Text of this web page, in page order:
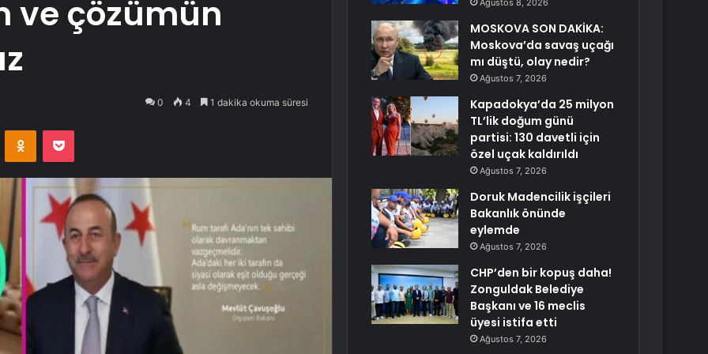
ve çözümün
0 4 1 dakika okuma süresi
Odnoklassniki
Pocket
Ağustos 8, 2026
MOSKOVA SON DAKİKA:
Moskova’da savaş uçağı
mı düştü, olay nedir?
Ağustos 7, 2026
Kapadokya’da 25 milyon
TL’lik doğum günü
partisi: 130 davetli için
özel uçak kaldırıldı
Ağustos 7, 2026
Doruk Madencilik işçileri
Bakanlık önünde
eylemde
Ağustos 7, 2026
CHP’den bir kopuş daha!
Zonguldak Belediye
Başkanı ve 16 meclis
üyesi istifa etti
Ağustos 7, 2026